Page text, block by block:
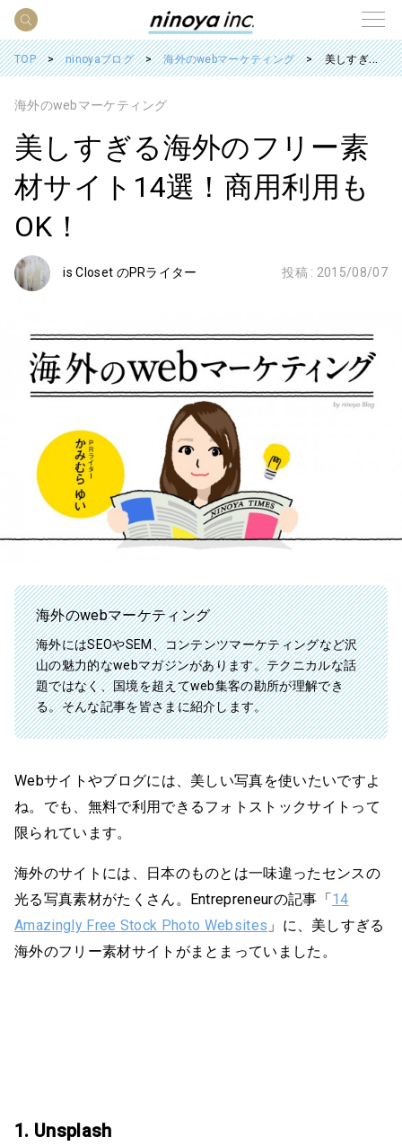
TOP ninoyaブログ 海外のwebマーケティング 美しすぎる海外のフリー素材サイト14選！商用利用もOK！
海外のwebマーケティング
美しすぎる海外のフリー素
材サイト14選！商用利用も
OK！
is Closet のPRライター 投稿 : 2015/08/07
海外のwebマーケティング
海外にはSEOやSEM、コンテンツマーケティングなど沢
山の魅力的なwebマガジンがあります。テクニカルな話
題ではなく、国境を超えてweb集客の勘所が理解でき
る。そんな記事を皆さまに紹介します。
Webサイトやブログには、美しい写真を使いたいですよ
ね。でも、無料で利用できるフォトストックサイトって
限られています。
海外のサイトには、日本のものとは一味違ったセンスの
光る写真素材がたくさん。Entrepreneurの記事「14
Amazingly Free Stock Photo Websites 」に、美しすぎる
海外のフリー素材サイトがまとまっていました。
1. Unsplash